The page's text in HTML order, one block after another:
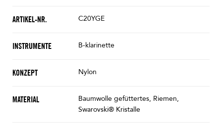
ARTIKEL-NR. C20YGE
INSTRUMENTE B-klarinette
KONZEPT Nylon
MATERIAL
Baumwolle gefüttertes, Riemen,
Swarovski® Kristalle